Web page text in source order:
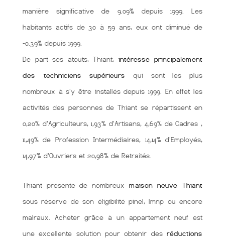
manière significative de 9.09% depuis 1999. Les
habitants actifs de 30 à 59 ans, eux ont diminué de
-0.39% depuis 1999.
De part ses atouts, Thiant, intéresse principalement
des techniciens supérieurs qui sont les plus
nombreux à s'y être installés depuis 1999. En effet les
activités des personnes de Thiant se répartissent en
0,20% d'Agriculteurs, 1,93% d'Artisans, 4,69% de Cadres ,
11,49% de Profession Intermédiaires, 14,14% d'Employés,
14,97% d'Ouvriers et 20,98% de Retraités.
Thiant présente de nombreux maison neuve Thiant
sous réserve de son éligibilité pinel, lmnp ou encore
malraux. Acheter grâce à un appartement neuf est
une excellente solution pour obtenir des réductions